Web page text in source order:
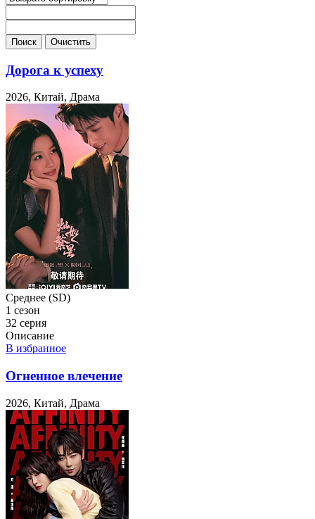
Дорога к успеху
2026, Китай, Драма
Среднее (SD)
1 сезон
32 серия
Описание
В избранное
Огненное влечение
2026, Китай, Драма